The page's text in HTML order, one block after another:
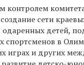
контролем
сети
детей,
спортсменов в
играх и других